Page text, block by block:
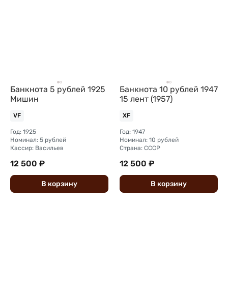
Банкнота 5 рублей 1925
Мишин
VF
Год: 1925
Номинал: 5 рублей
Кассир: Васильев
12 500 ₽
В корзину
Банкнота 10 рублей 1947
15 лент (1957)
XF
Год: 1947
Номинал: 10 рублей
Страна: СССР
12 500 ₽
В корзину